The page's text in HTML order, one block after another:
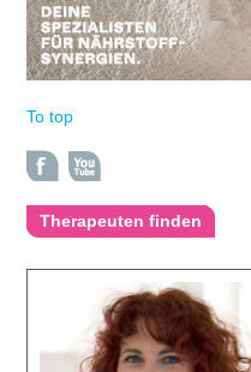
To top
Therapeuten finden